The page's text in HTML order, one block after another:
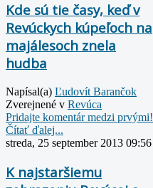
Kde sú tie časy, keď v
Revúckych kúpeľoch na
majálesoch znela
hudba
Napísal(a) Ľudovít Barančok
Zverejnené v Revúca
Pridajte komentár medzi prvými!
Čítať ďalej...
streda, 25 september 2013 09:56
K najstaršiemu